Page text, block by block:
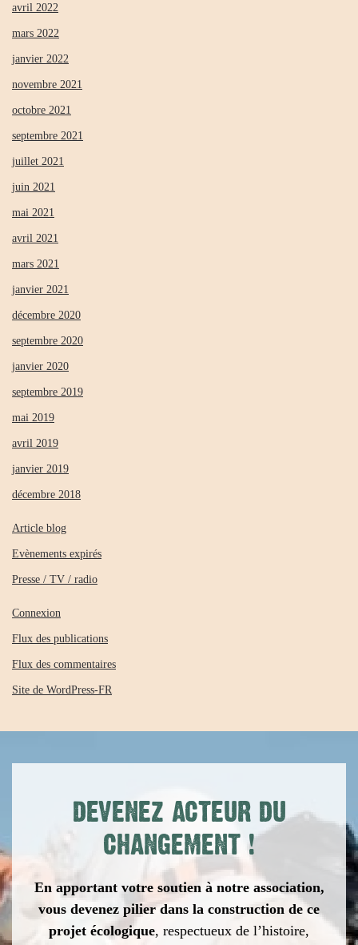
avril 2022
mars 2022
janvier 2022
novembre 2021
octobre 2021
septembre 2021
juillet 2021
juin 2021
mai 2021
avril 2021
mars 2021
janvier 2021
décembre 2020
septembre 2020
janvier 2020
septembre 2019
mai 2019
avril 2019
janvier 2019
décembre 2018
Article blog
Evènements expirés
Presse / TV / radio
Connexion
Flux des publications
Flux des commentaires
Site de WordPress-FR
DEVENEZ ACTEUR DU
CHANGEMENT !
En apportant votre soutien à notre association,
vous devenez pilier dans la construction de ce
projet écologique, respectueux de l’histoire,